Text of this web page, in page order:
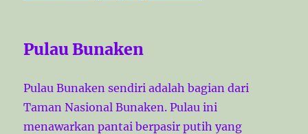
Pulau Bunaken
Pulau Bunaken sendiri adalah bagian dari
Taman Nasional Bunaken. Pulau ini
menawarkan pantai berpasir putih yang